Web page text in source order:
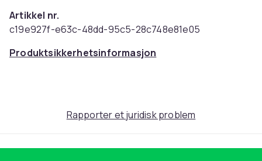
Artikkel nr.
c19e927f-e63c-48dd-95c5-28c748e81e05
Produktsikkerhetsinformasjon
Rapporter et juridisk problem